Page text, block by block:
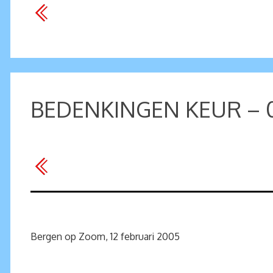
BEDENKINGEN KEUR –
Bergen op Zoom, 12 februari 2005